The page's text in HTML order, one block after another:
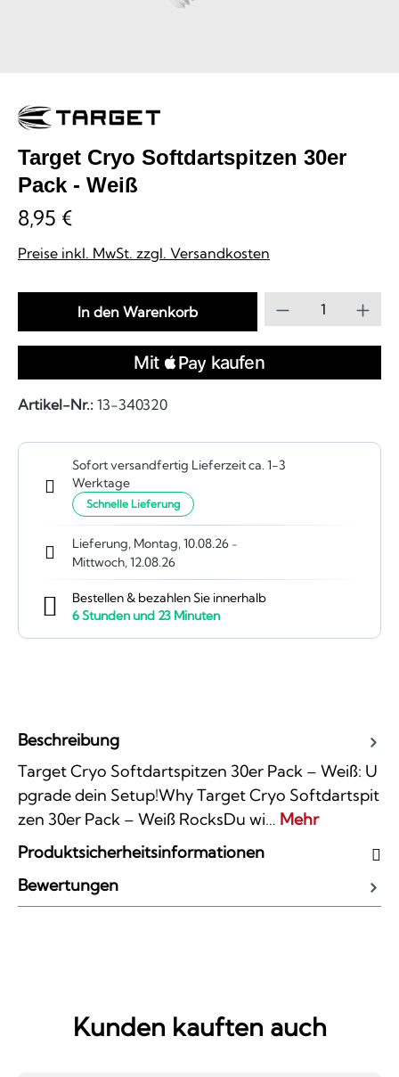
Target Cryo Softdartspitzen 30er
Pack - Weiß
8,95 €
Preise inkl. MwSt. zzgl. Versandkosten
Produkt
In den Warenkorb
Artikel-Nr.: 13-340320
Sofort versandfertig Lieferzeit ca. 1-3
Werktage
Schnelle Lieferung
Lieferung, Montag, 10.08.26 -
Mittwoch, 12.08.26
Bestellen & bezahlen Sie innerhalb
6Stunden und 23 Minuten
Beschreibung
Target Cryo Softdartspitzen 30er Pack – Weiß: U
pgrade dein Setup!Why Target Cryo Softdartspit
zen 30er Pack – Weiß RocksDu wi… Mehr
Produktsicherheitsinformationen
Bewertungen
Kunden kauften auch